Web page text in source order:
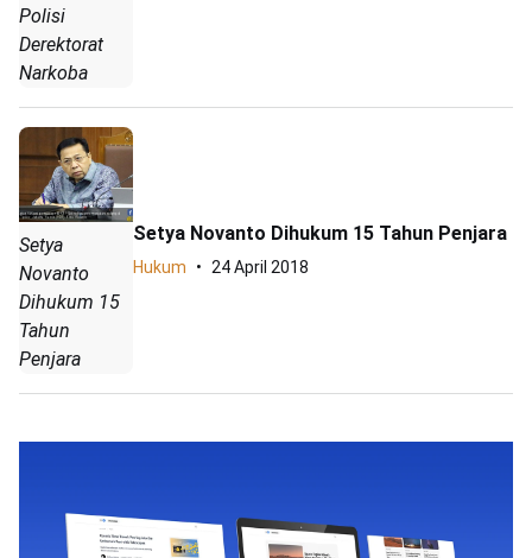
Polisi
Derektorat
Narkoba
Setya
Novanto
Dihukum 15
Tahun
Penjara
Setya Novanto Dihukum 15 Tahun Penjara
Hukum 24 April 2018